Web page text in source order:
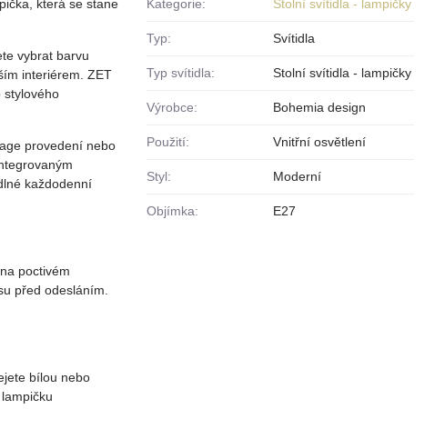
která se stane
vybrat barvu
interiérem. ZET
stylového
provedení nebo
každodenní
poctivém
před odesláním.
bílou nebo
Kategorie: Stolní svítidla - lampičky
Typ: Svítidla
Typ svítidla: Stolní svítidla - lampičky
Výrobce: Bohemia design
Použití: Vnitřní osvětlení
Styl: Moderní
Objímka: E27